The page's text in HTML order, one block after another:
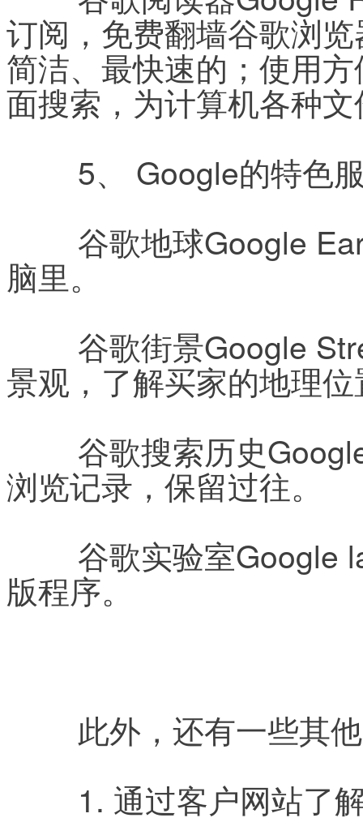
订阅，免费翻墙谷歌浏
简洁、最快速的；使用
面搜索，为计算机各种
5、 Google的特色
脑里。
景观，了解买家的地理
浏览记录，保留过往。
版程序。
此外，还有一些其
1. 通过客户网站了